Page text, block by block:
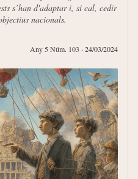
s’han d'adaptar i, si cal, cedir
nacionals.
Any 5 Núm. 103 · 24/03/2024